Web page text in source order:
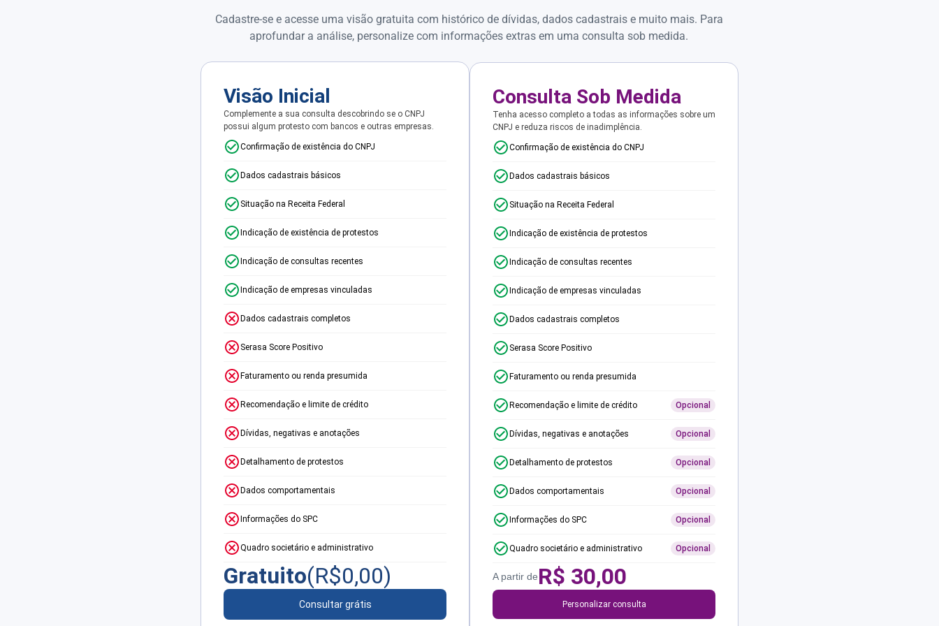
Cadastre-se e acesse uma visão gratuita com histórico de dívidas, dados cadastrais e muito mais. Para
aprofundar a análise, personalize com informações extras em uma consulta sob medida.
Visão Inicial
Complemente a sua consulta descobrindo se o CNPJ
possui algum protesto com bancos e outras empresas.
Confirmação de existência do CNPJ
Dados cadastrais básicos
Situação na Receita Federal
Indicação de existência de protestos
Indicação de consultas recentes
Indicação de empresas vinculadas
Dados cadastrais completos
Serasa Score Positivo
Faturamento ou renda presumida
Recomendação e limite de crédito
Dívidas, negativas e anotações
Detalhamento de protestos
Dados comportamentais
Informações do SPC
Quadro societário e administrativo
Gratuito(R$0,00)
Consultar grátis
Consulta Sob Medida
Tenha acesso completo a todas as informações sobre um
CNPJ e reduza riscos de inadimplência.
Confirmação de existência do CNPJ
Dados cadastrais básicos
Situação na Receita Federal
Indicação de existência de protestos
Indicação de consultas recentes
Indicação de empresas vinculadas
Dados cadastrais completos
Serasa Score Positivo
Faturamento ou renda presumida
Recomendação e limite de crédito Opcional
Dívidas, negativas e anotações Opcional
Detalhamento de protestos Opcional
Dados comportamentais Opcional
Informações do SPC Opcional
Quadro societário e administrativo Opcional
A partir deR$ 30,00
Personalizar consulta